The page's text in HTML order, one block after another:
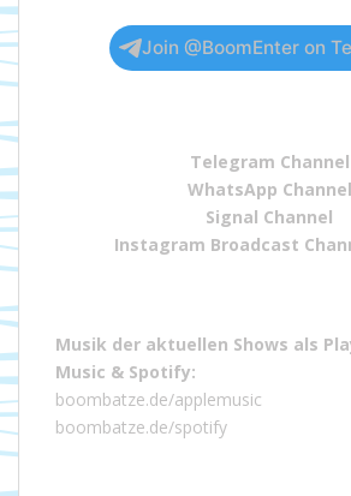
Join @BoomEnter on
Telegram Channel
WhatsApp Channel
Signal Channel
Instagram Broadcast
Musik der aktuellen Shows als
Music & Spotify:
boombatze.de/applemusic
boombatze.de/spotify